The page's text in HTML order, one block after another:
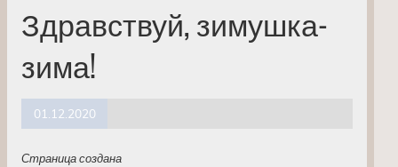
Здравствуй, зимушка-
зима!
01.12.2020
Страница создана